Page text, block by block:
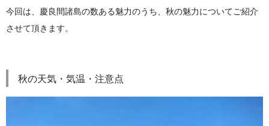
今回は、慶良間諸島の数ある魅力のうち、秋の魅力についてご紹介
させて頂きます。
秋の天気・気温・注意点